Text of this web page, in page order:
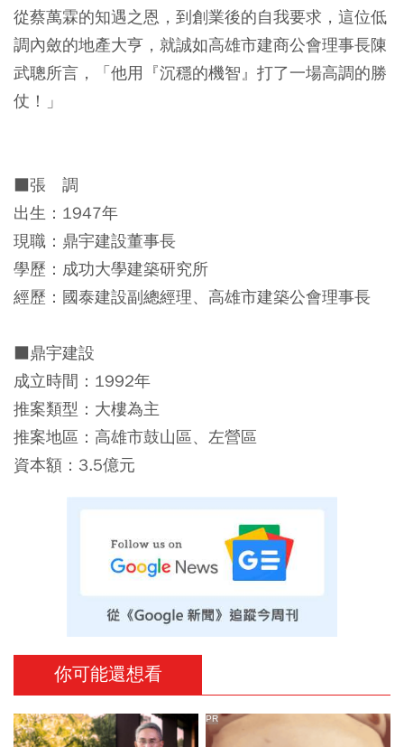
從蔡萬霖的知遇之恩，到創業後的自我要求，這位低
調內斂的地產大亨，就誠如高雄市建商公會理事長陳
武聰所言，「他用『沉穩的機智』打了一場高調的勝
仗！」
■張 調
出生：1947年
現職：鼎宇建設董事長
學歷：成功大學建築研究所
經歷：國泰建設副總經理、高雄市建築公會理事長
■鼎宇建設
成立時間：1992年
推案類型：大樓為主
推案地區：高雄市鼓山區、左營區
資本額：3.5億元
你可能還想看
PR